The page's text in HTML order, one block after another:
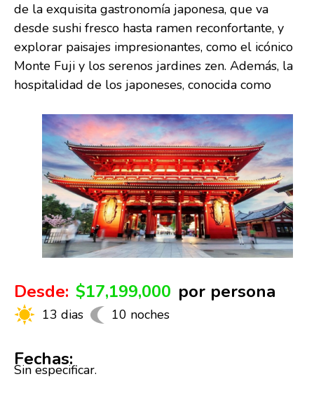
de la exquisita gastronomía japonesa, que va
desde sushi fresco hasta ramen reconfortante, y
explorar paisajes impresionantes, como el icónico
Monte Fuji y los serenos jardines zen. Además, la
hospitalidad de los japoneses, conocida como
Desde: $17,199,000 por persona
13 dias 10 noches
Fechas:
Sin especificar.